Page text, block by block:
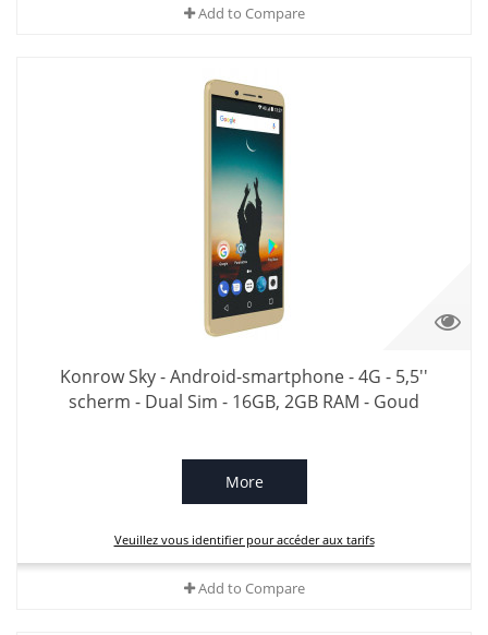
Add to Compare
Konrow Sky - Android-smartphone - 4G - 5,5''
scherm - Dual Sim - 16GB, 2GB RAM - Goud
More
Veuillez vous identifier pour accéder aux tarifs
Add to Compare